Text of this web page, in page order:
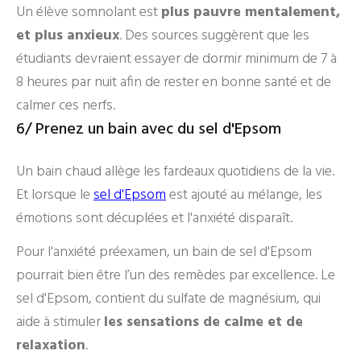
Un élève somnolant estplus pauvre mentalement,
et plus anxieux. Des sources suggèrent que les
étudiants devraient essayer de dormir minimum de 7 à
8 heures par nuit afin de rester en bonne santé et de
calmer ces nerfs.
6/ Prenez un bain avec du sel d'Epsom
Un bain chaud allège les fardeaux quotidiens de la vie.
Et lorsque lesel d'Epsomest ajouté au mélange, les
émotions sont décuplées et l'anxiété disparaît.
Pour l'anxiété préexamen, un bain de sel d'Epsom
pourrait bien être l’un des remèdes par excellence. Le
sel d'Epsom, contient du sulfate de magnésium, qui
aide à stimulerles sensations de calme et de
relaxation.